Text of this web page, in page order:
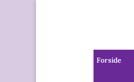
Forside